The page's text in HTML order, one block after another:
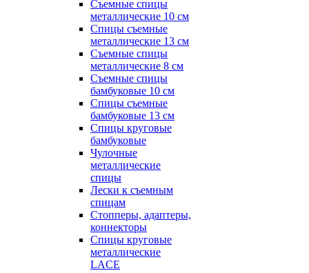
Съемные спицы
металлические 10 см
Спицы съемные
металлические 13 см
Съемные спицы
металлические 8 см
Съемные спицы
бамбуковые 10 см
Спицы съемные
бамбуковые 13 см
Спицы круговые
бамбуковые
Чулочные
металлические
спицы
Лески к съемным
спицам
Стопперы, адаптеры,
коннекторы
Спицы круговые
металлические
LACE